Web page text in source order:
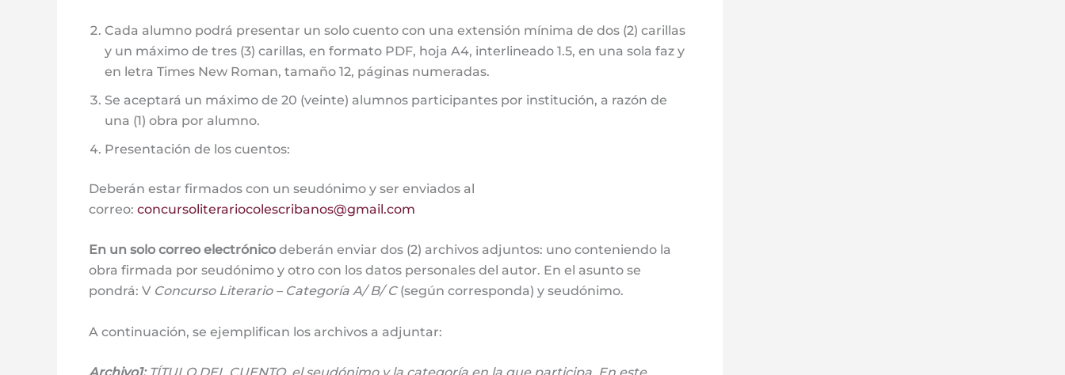
Cada alumno podrá presentar un solo cuento con una extensión mínima de dos (2) carillas
y un máximo de tres (3) carillas, en formato PDF, hoja A4, interlineado 1.5, en una sola faz y
en letra Times New Roman, tamaño 12, páginas numeradas.
Se aceptará un máximo de 20 (veinte) alumnos participantes por institución, a razón de
una (1) obra por alumno.
Presentación de los cuentos:
Deberán estar firmados con un seudónimo y ser enviados al
correo: concursoliterariocolescribanos@gmail.com
En un solo correo electrónico deberán enviar dos (2) archivos adjuntos: uno conteniendo la
obra firmada por seudónimo y otro con los datos personales del autor. En el asunto se
pondrá: V Concurso Literario – Categoría A/ B/ C (según corresponda) y seudónimo.
A continuación, se ejemplifican los archivos a adjuntar: